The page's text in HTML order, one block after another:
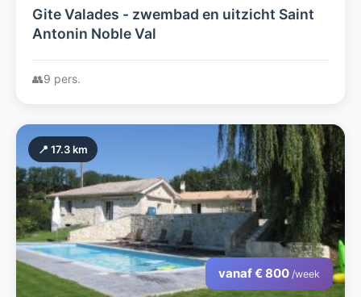
Gite Valades - zwembad en uitzicht Saint
Antonin Noble Val
👥9 pers.
📍 17.3 km
vanaf € 800 /week